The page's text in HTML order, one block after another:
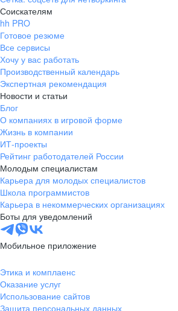
Соискателям
hh PRO
Готовое резюме
Все сервисы
Хочу у вас работать
Производственный календарь
Экспертная рекомендация
Новости и статьи
Блог
О компаниях в игровой форме
Жизнь в компании
ИТ-проекты
Рейтинг работодателей России
Молодым специалистам
Карьера для молодых специалистов
Школа программистов
Карьера в некоммерческих организациях
Боты для уведомлений
Мобильное приложение
Этика и комплаенс
Оказание услуг
Использование сайтов
Защита персональных данных